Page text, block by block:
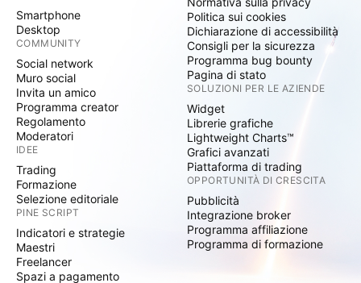
Smartphone
Desktop
COMMUNITY
Social network
Muro social
Invita un amico
Programma creator
Regolamento
Moderatori
IDEE
Trading
Formazione
Selezione editoriale
PINE SCRIPT
Indicatori e strategie
Maestri
Freelancer
Spazi a pagamento
Politica sui cookies
Dichiarazione di accessibilità
Consigli per la sicurezza
Programma bug bounty
Pagina di stato
SOLUZIONI PER LE AZIENDE
Widget
Librerie grafiche
Lightweight Charts™
Grafici avanzati
Piattaforma di trading
OPPORTUNITÀ DI CRESCITA
Pubblicità
Integrazione broker
Programma affiliazione
Programma di formazione